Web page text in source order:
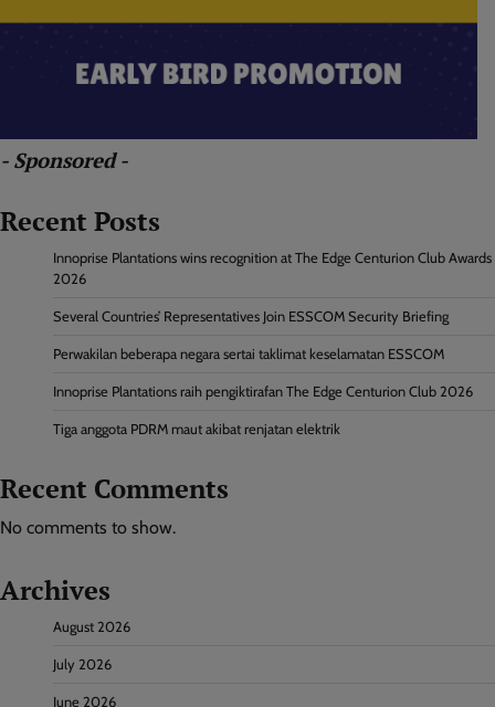
- Sponsored -
Recent Posts
Innoprise Plantations wins recognition at The Edge Centurion Club Awards
2026
Several Countries’ Representatives Join ESSCOM Security Briefing
Perwakilan beberapa negara sertai taklimat keselamatan ESSCOM
Innoprise Plantations raih pengiktirafan The Edge Centurion Club 2026
Tiga anggota PDRM maut akibat renjatan elektrik
Recent Comments
No comments to show.
Archives
August 2026
July 2026
June 2026